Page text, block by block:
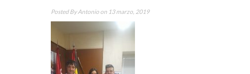
Posted ByAntonio on 13 marzo, 2019